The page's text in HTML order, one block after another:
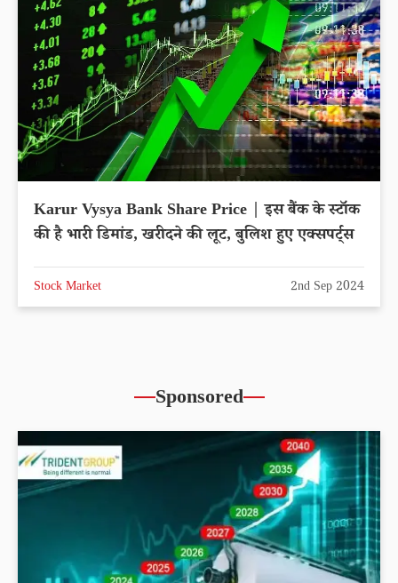
Karur Vysya Bank Share Price | इस बैंक के स्टॉक
की है भारी डिमांड, खरीदने की लूट, बुलिश हुए एक्सपर्ट्स
Stock Market 2nd Sep 2024
Sponsored